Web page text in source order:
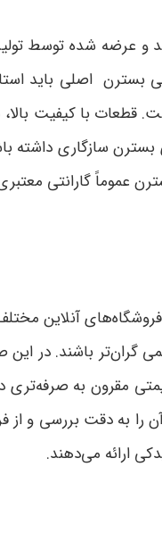
و عرضه شده توسط
اصلی باید
با کیفیت بالا،
سازگاری داشته
عموماً گارانتی
آنلاین
گران‌تر باشند. در
مقرون به صرفه‌تری
را به دقت بررسی و از
ارائه می‌دهند.